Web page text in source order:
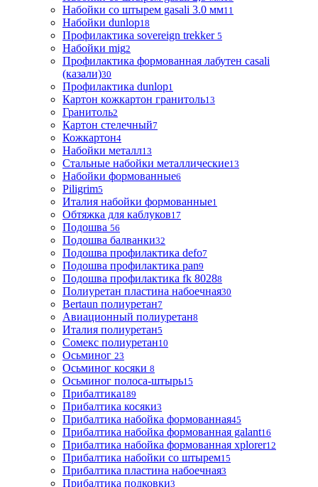
Набойки со штырем gasali 3.0 мм11
Набойки dunlop18
Профилактика sovereign trekker 5
Набойки mig2
Профилактика формованная лабутен casali
(казали)30
Профилактика dunlop1
Картон кожкартон гранитоль13
Гранитоль2
Картон стелечный7
Кожкартон4
Набойки металл13
Стальные набойки металлические13
Набойки формованные6
Piligrim5
Италия набойки формованные1
Обтяжка для каблуков17
Подошва 56
Подошва балванки32
Подошва профилактика defo7
Подошва профилактика pan9
Подошва профилактика fk 80288
Полиуретан пластина набоечная30
Bertaun полиуретан7
Авиационный полиуретан8
Италия полиуретан5
Сомекс полиуретан10
Осьминог 23
Осьминог косяки 8
Осьминог полоса-штырь15
Прибалтика189
Прибалтика косяки3
Прибалтика набойка формованная45
Прибалтика набойка формованная galant16
Прибалтика набойка формованная xplorer12
Прибалтика набойки со штырем15
Прибалтика пластина набоечная3
Прибалтика подковки3